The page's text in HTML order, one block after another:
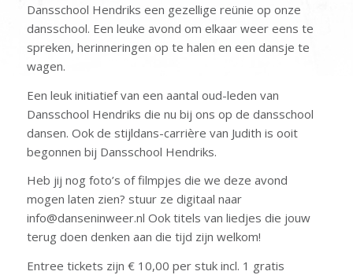
Dansschool Hendriks een gezellige reünie op onze
dansschool. Een leuke avond om elkaar weer eens te
spreken, herinneringen op te halen en een dansje te
wagen.
Een leuk initiatief van een aantal oud-leden van
Dansschool Hendriks die nu bij ons op de dansschool
dansen. Ook de stijldans-carrière van Judith is ooit
begonnen bij Dansschool Hendriks.
Heb jij nog foto’s of filmpjes die we deze avond
mogen laten zien? stuur ze digitaal naar
info@danseninweer.nl Ook titels van liedjes die jouw
terug doen denken aan die tijd zijn welkom!
Entree tickets zijn € 10,00 per stuk incl. 1 gratis